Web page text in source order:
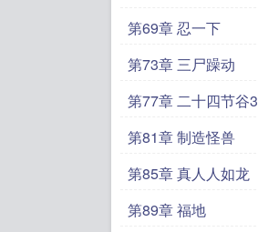
第69章 忍一下
第73章 三尸躁动
第77章 二十四节谷3
第81章 制造怪兽
第85章 真人人如龙
第89章 福地